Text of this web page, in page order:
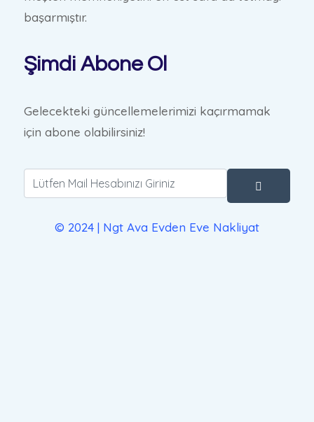
başarmıştır.
Şimdi Abone Ol
Gelecekteki güncellemelerimizi kaçırmamak
için abone olabilirsiniz!
© 2024 | Ngt Ava Evden Eve Nakliyat